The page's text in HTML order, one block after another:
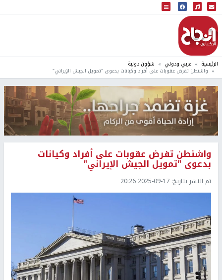
البث المباشر
إذاعة النجاح
الرئيسية عربي ودولي شؤون دولية
واشنطن تفرض عقوبات على أفراد وكيانات بدعوى "تمويل الجيش الإيراني"
واشنطن تفرض عقوبات على أفراد وكيانات
بدعوى "تمويل الجيش الإيراني"
تم النشر بتاريخ: 2025-09-17 20:26